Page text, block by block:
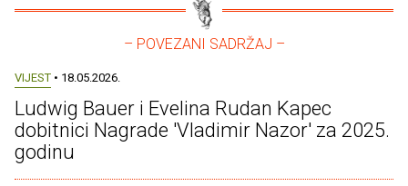
– POVEZANI SADRŽAJ –
VIJEST • 18.05.2026.
Ludwig Bauer i Evelina Rudan Kapec
dobitnici Nagrade 'Vladimir Nazor' za 2025.
godinu